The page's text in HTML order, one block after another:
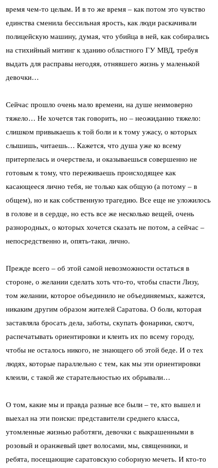
время чем-то целым. И в то же время – как потом это чувство
единства сменила бессильная ярость, как люди раскачивали
полицейскую машину, думая, что убийца в ней, как собирались
на стихийный митинг к зданию областного ГУ МВД, требуя
выдать для расправы негодяя, отнявшего жизнь у маленькой
девочки…
Сейчас прошло очень мало времени, на душе неимоверно
тяжело… Не хочется так говорить, но – неожиданно тяжело:
слишком привыкаешь к той боли и к тому ужасу, о которых
слышишь, читаешь… Кажется, что душа уже ко всему
притерпелась и очерствела, и оказываешься совершенно не
готовым к тому, что переживаешь происходящее как
касающееся лично тебя, не только как общую (а потому – в
общем), но и как собственную трагедию. Все еще не уложилось
в голове и в сердце, но есть все же несколько вещей, очень
разнородных, о которых хочется сказать не потом, а сейчас –
непосредственно и, опять-таки, лично.
Прежде всего – об этой самой невозможности остаться в
стороне, о желании сделать хоть что-то, чтобы спасти Лизу,
том желании, которое объединило не объединяемых, кажется,
никаким другим образом жителей Саратова. О боли, которая
заставляла бросать дела, заботы, скупать фонарики, скотч,
распечатывать ориентировки и клеить их по всему городу,
чтобы не осталось никого, не знающего об этой беде. И о тех
людях, которые параллельно с тем, как мы эти ориентировки
клеили, с такой же старательностью их обрывали…
О том, какие мы и правда разные все были – те, кто вышел и
выехал на эти поиски: представители среднего класса,
утомленные жизнью работяги, девочки с выкрашенными в
розовый и оранжевый цвет волосами, мы, священники, и
ребята, посещающие саратовскую соборную мечеть. И кто-то